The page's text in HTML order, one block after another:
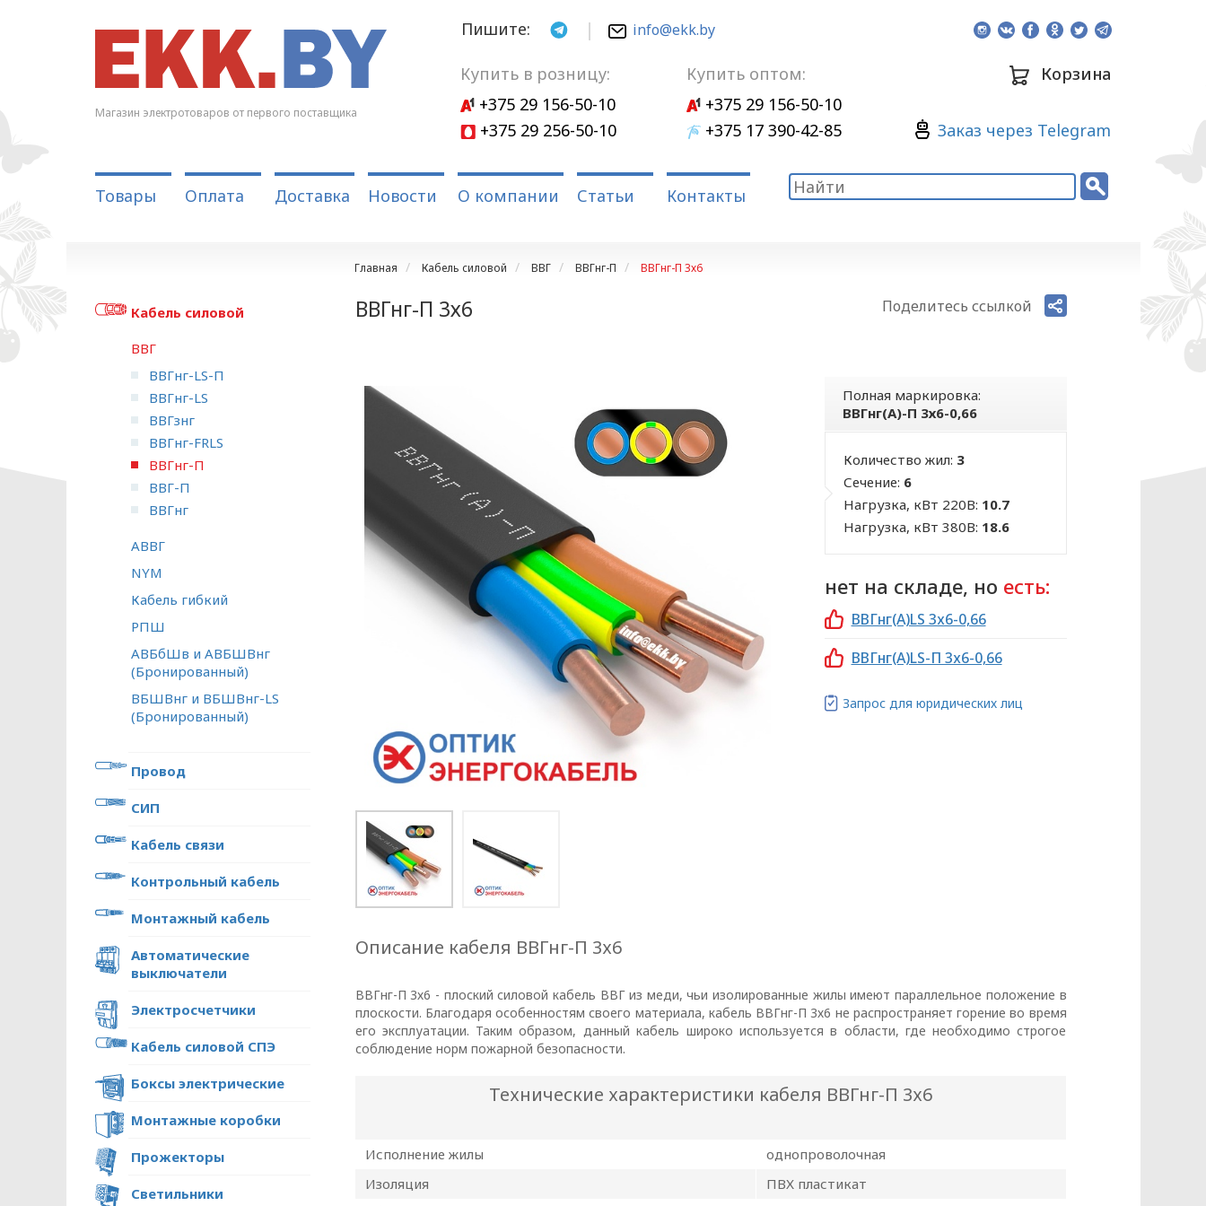
Пишите: info@ekk.by
Магазин электротоваров от первого поставщика
Купить в розницу:
+375 29 156-50-10
+375 29 256-50-10
Купить оптом:
+375 29 156-50-10
+375 17 390-42-85
Корзина
Зaкaз через Telegram
Товары Оплата Доставка Новости О компании Статьи Контакты
Главная Кабель силовой ВВГ ВВГнг-П ВВГнг-П 3х6
Кабель силовой
ВВГ
ВВГнг-LS-П
ВВГнг-LS
ВВГзнг
ВВГнг-FRLS
ВВГнг-П
ВВГ-П
ВВГнг
АВВГ
NYM
Кабель гибкий
РПШ
АВБбШв и АВБШВнг
(Бронированный)
ВБШВнг и ВБШВнг-LS
(Бронированный)
Провод
СИП
Кабель связи
Контрольный кабель
Монтажный кабель
Автоматические
выключатели
Электросчетчики
Кабель силовой СПЭ
Боксы электрические
Монтажные коробки
Прожекторы
Светильники
ВВГнг-П 3х6 Поделитесь ссылкой
Полная маркировка:
ВВГнг(А)-П 3х6-0,66
Количество жил: 3
Сечение: 6
Нагрузка, кВт 220В: 10.7
Нагрузка, кВт 380В: 18.6
нет на складе, но есть:
ВВГнг(А)LS 3х6-0,66
ВВГнг(А)LS-П 3х6-0,66
Запрос для юридических лиц
Описание кабеля ВВГнг-П 3х6
ВВГнг-П 3х6 - плоский силовой кабель ВВГ из меди, чьи изолированные жилы имеют параллельное положение в
плоскости. Благодаря особенностям своего материала, кабель ВВГнг-П 3х6 не распространяет горение во время
его эксплуатации. Таким образом, данный кабель широко используется в области, где необходимо строгое
соблюдение норм пожарной безопасности.
Технические характеристики кабеля ВВГнг-П 3х6
Исполнение жилы
однопроволочная
Изоляция
ПВХ пластикат
ПОЛИТИКА ОПЕРАТОРА